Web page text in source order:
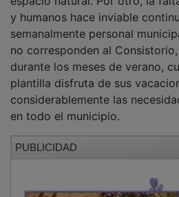
y humanos hace inviable
semanalmente personal
no corresponden al
durante los meses de verano,
plantilla disfruta de sus
considerablemente las
en todo el municipio.